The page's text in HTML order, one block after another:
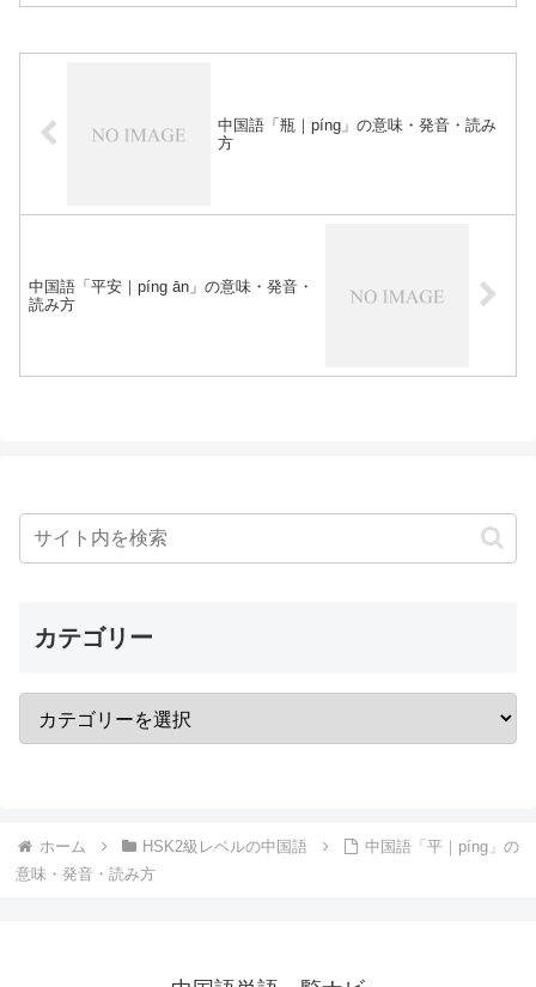
中国語「瓶｜píng」の意味・発音・読み
方
中国語「平安｜píng ān」の意味・発音・
読み方
カテゴリー
ホーム HSK2級レベルの中国語
中国語「平｜píng」の
意味・発音・読み方